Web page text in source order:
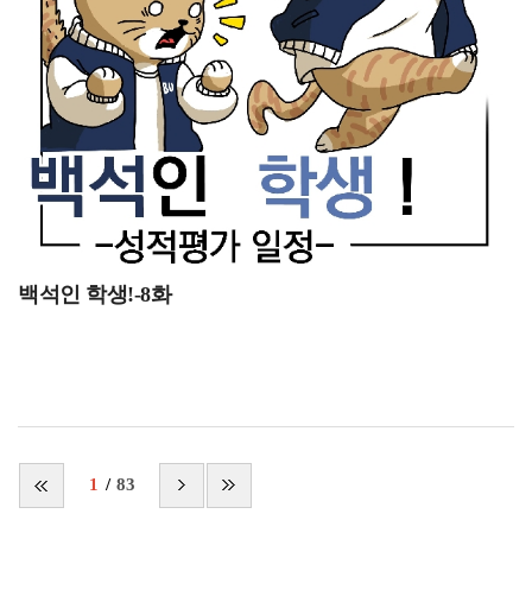
학부모와 학생 모두가 겪을 수 있는 주거 관련 경제적
압박감을 크게 완화해주며 저렴한 주거 비용이 가장 큰
장점이라고 느꼈습니다. 2. 외부 위험으로부터 안전한
철저한 보안 시스템기숙사는 불특정 다수가 드나드는 일반
원룸 단지나 주택가와 달리, 외부인의 출입을 엄격하게
통제하는 시스템을 갖추고 있어 생활 안전성이 매우
크다고 느꼈습니다. 게이트에선 배정받은 전용 카드키를
거쳐야만 내부로 입장할 수 있으며, 게이트엔
경비해주시는 분이 상주해주시기 때문에 안전하게 생활할
수 있었던 것 같습니다. 그리고 통금시간을 정해두어
학교와의 뛰어난 근접성을 통한 시간 절약백석생활관은
캠퍼스 내부나 학교 부지와 바로 인접한 곳에 위치하고
있어, 강의실을 비롯한 교내 주요 시설로 이동하는 데
백석생활관은 재학생들이 안전하고 편리하게 생활할 수
있도록 마련된 생활 공간입니다.생활관은 단순한 숙박
시설을 넘어 학생들의 학업과 일상을 지원하는 역할을
하고 있습니다.생활관에서는 숙식 편의를 제공하여
학생들이 학업에 더욱 집중할 수 있도록 돕고 있습니다.
또한 공동생활을 통해 배려와 책임감을 배우는 기회를
제공합니다.쾌적한 주거 환경과 다양한 편의시설이
마련되어 있어 생활 만족도가 높은 편입니다.학생들은
학교와 가까운 위치에서 통학 시간을 절약할 수 있습니다.
그럼 이제 기숙사 내부는 어떻게 구성되어 있는지
알려드리겠습니다.관생실 내부백석생활관의 관생실은
쾌적한 생활이 가능합니다.침대와 책상, 의자, 수납공간
활용할 수 있습니다.이렇게 관생실 내부는 실용적인
백석인 학생!-8화
1 83